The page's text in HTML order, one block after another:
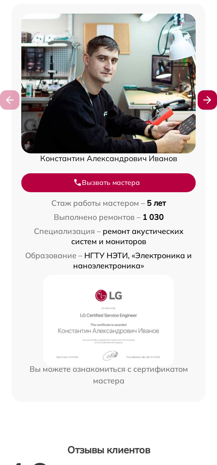
Константин Александрович Иванов
Вызвать мастера
Стаж работы мастером – 5 лет
Выполнено ремонтов – 1 030
Специализация – ремонт акустических
систем и мониторов
Образование – НГТУ НЭТИ, «Электроника и
наноэлектроника»
Вы можете ознакомиться с сертификатом
мастера
Отзывы клиентов